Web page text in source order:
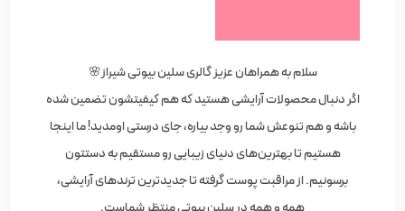
سلام به همراهان عزیز گالری سلین بیوتی شیراز🌸
اگر دنبال محصولات آرایشی هستید که هم کیفیتشون تضمین شده
باشه و هم تنوعش شما رو وجد بیاره، جای درستی اومدید! ما اینجا
هستیم تا بهترین‌های دنیای زیبایی رو مستقیم به دستتون
برسونیم. از مراقبت پوست گرفته تا جدیدترین ترندهای آرایشی،